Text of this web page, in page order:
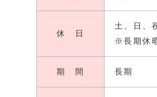
休 日
土、日、
※長期休
期 間 長期